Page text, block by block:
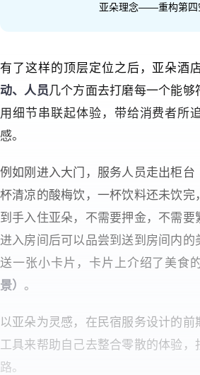
亚朵理念——重构第四
有了这样的顶层定位之后，亚朵酒
动、人员几个方面去打磨每一个能
用细节串联起体验，带给消费者所
感。
例如刚进入大门，服务人员走出柜台
杯清凉的酸梅饮，一杯饮料还未饮完
到手入住亚朵，不需要押金，不需要
进入房间后可以品尝到送到房间内
送一张小卡片，卡片上介绍了美食
景） 。
以亚朵为灵感，在民宿服务设计的
工具来帮助自己去整合零散的体验，
路。